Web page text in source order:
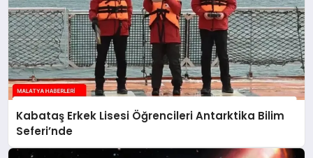
Kabataş Erkek Lisesi Öğrencileri Antarktika Bilim
Seferi’nde